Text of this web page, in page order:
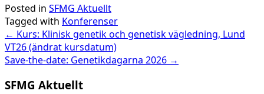
Posted in SFMG Aktuellt
Tagged with Konferenser
Post
navigation
← Kurs: Klinisk genetik och genetisk vägledning, Lund
VT26 (ändrat kursdatum)
Save-the-date: Genetikdagarna 2026 →
SFMG Aktuellt